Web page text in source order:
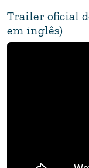
Trailer oficial
em inglês)